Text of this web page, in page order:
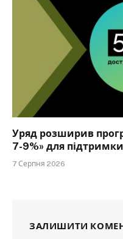
Уряд розширив
7-9%» для підтримки
7 Серпня 2026
ЗАЛИШИТИ